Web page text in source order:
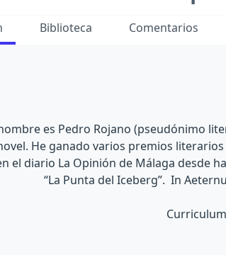
Biblioteca Comentarios
es Pedro Rojano (pseudónimo
He ganado varios premios
el diario La Opinión de Málaga desde
“La Punta del Iceberg”. In